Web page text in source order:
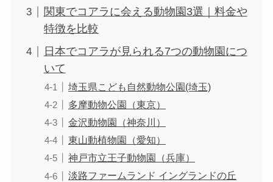
関東でコアラに会える動物園3選｜料金や
特徴を比較
日本でコアラが見られる7つの動物園につ
いて
埼玉県こども自然動物公園(埼玉)
多摩動物公園（東京）
金沢動物園（神奈川）
東山動植物園（愛知）
神戸市立王子動物園（兵庫）
淡路ファームランド イングランドの丘